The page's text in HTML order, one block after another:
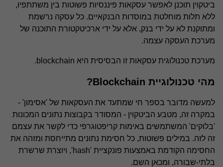
בקרת שכר
בטיחות וגהות תעסוקתית
ביטקוין תוכנן לאפשר עסקאות פיננסיות פשוטות בין משתתפיו,
ללא תלות מוחלטת במוסדות הבנקאיים. כל עסקה נרשמת
ומתוקנת לא על ידי בנק, אלא על ידי ארכיטקטורת התוכנה של
מערכת העסקה עצמה.
מערכת טכנולוגית עסקאות זו הבסיסית היא blockchain.
מהי טכנולוגיית Blockchain?
למעשה מדובר בספר חי שמתעד את העסקאות של 'אסימון' -
במקרה זה, מטבע הביטקוין - המסודר בקבוצות נתונים המכונות
'בלוקים' המשתמשים באימות קריפטוגרפי כדי לקשר את עצמם
זה לזה. במילים פשוטות, כל חסימת נתונים מתייחסת ומזהה את
החסימה הקודמת באמצעות פונקציית 'hash', ויוצרת שרשרת
בלתי-שבורה, ומכאן השם.